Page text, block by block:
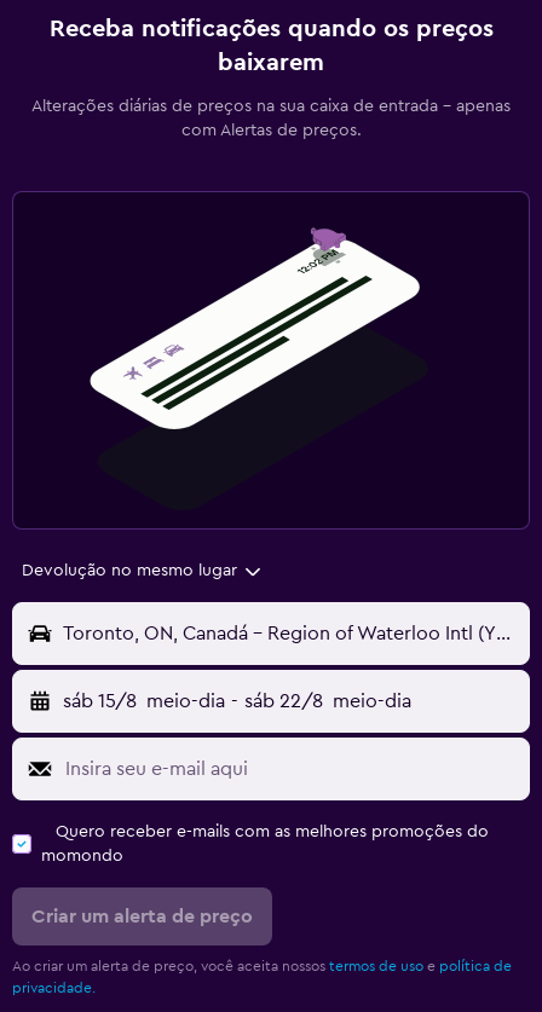
Receba notificações quando os preços
baixarem
Alterações diárias de preços na sua caixa de entrada - apenas
com Alertas de preços.
Devolução no mesmo lugar
Toronto, ON, Canadá - Region of Waterloo Intl (YKF)
sáb 15/8 meio-dia - sáb 22/8 meio-dia
Quero receber e-mails com as melhores promoções do
momondo
Criar um alerta de preço
Ao criar um alerta de preço, você aceita nossos termos de uso e política de
privacidade.